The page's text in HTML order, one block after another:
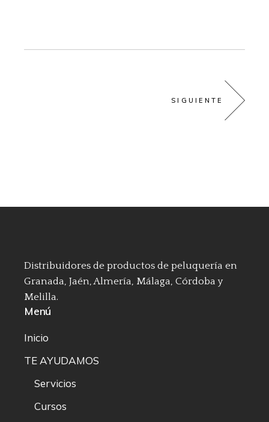
SIGUIENTE
Distribuidores de productos de peluquería en
Granada, Jaén, Almería, Málaga, Córdoba y
Melilla.
Menú
Inicio
TE AYUDAMOS
Servicios
Cursos